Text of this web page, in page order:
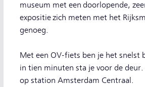
museum met een doorlopende,
expositie zich meten met het
genoeg.
Met een OV-fiets ben je het snelst
in tien minuten sta je voor de
op station Amsterdam Centraal.